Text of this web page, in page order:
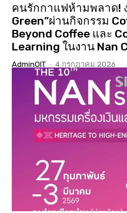
คนรักกาแฟห้ามพลาด!
Green”ผ่านกิจกรรม
Beyond Coffee และ
Learning ในงาน Nan
AdminOIT - 4 กรกฎาคม 2026